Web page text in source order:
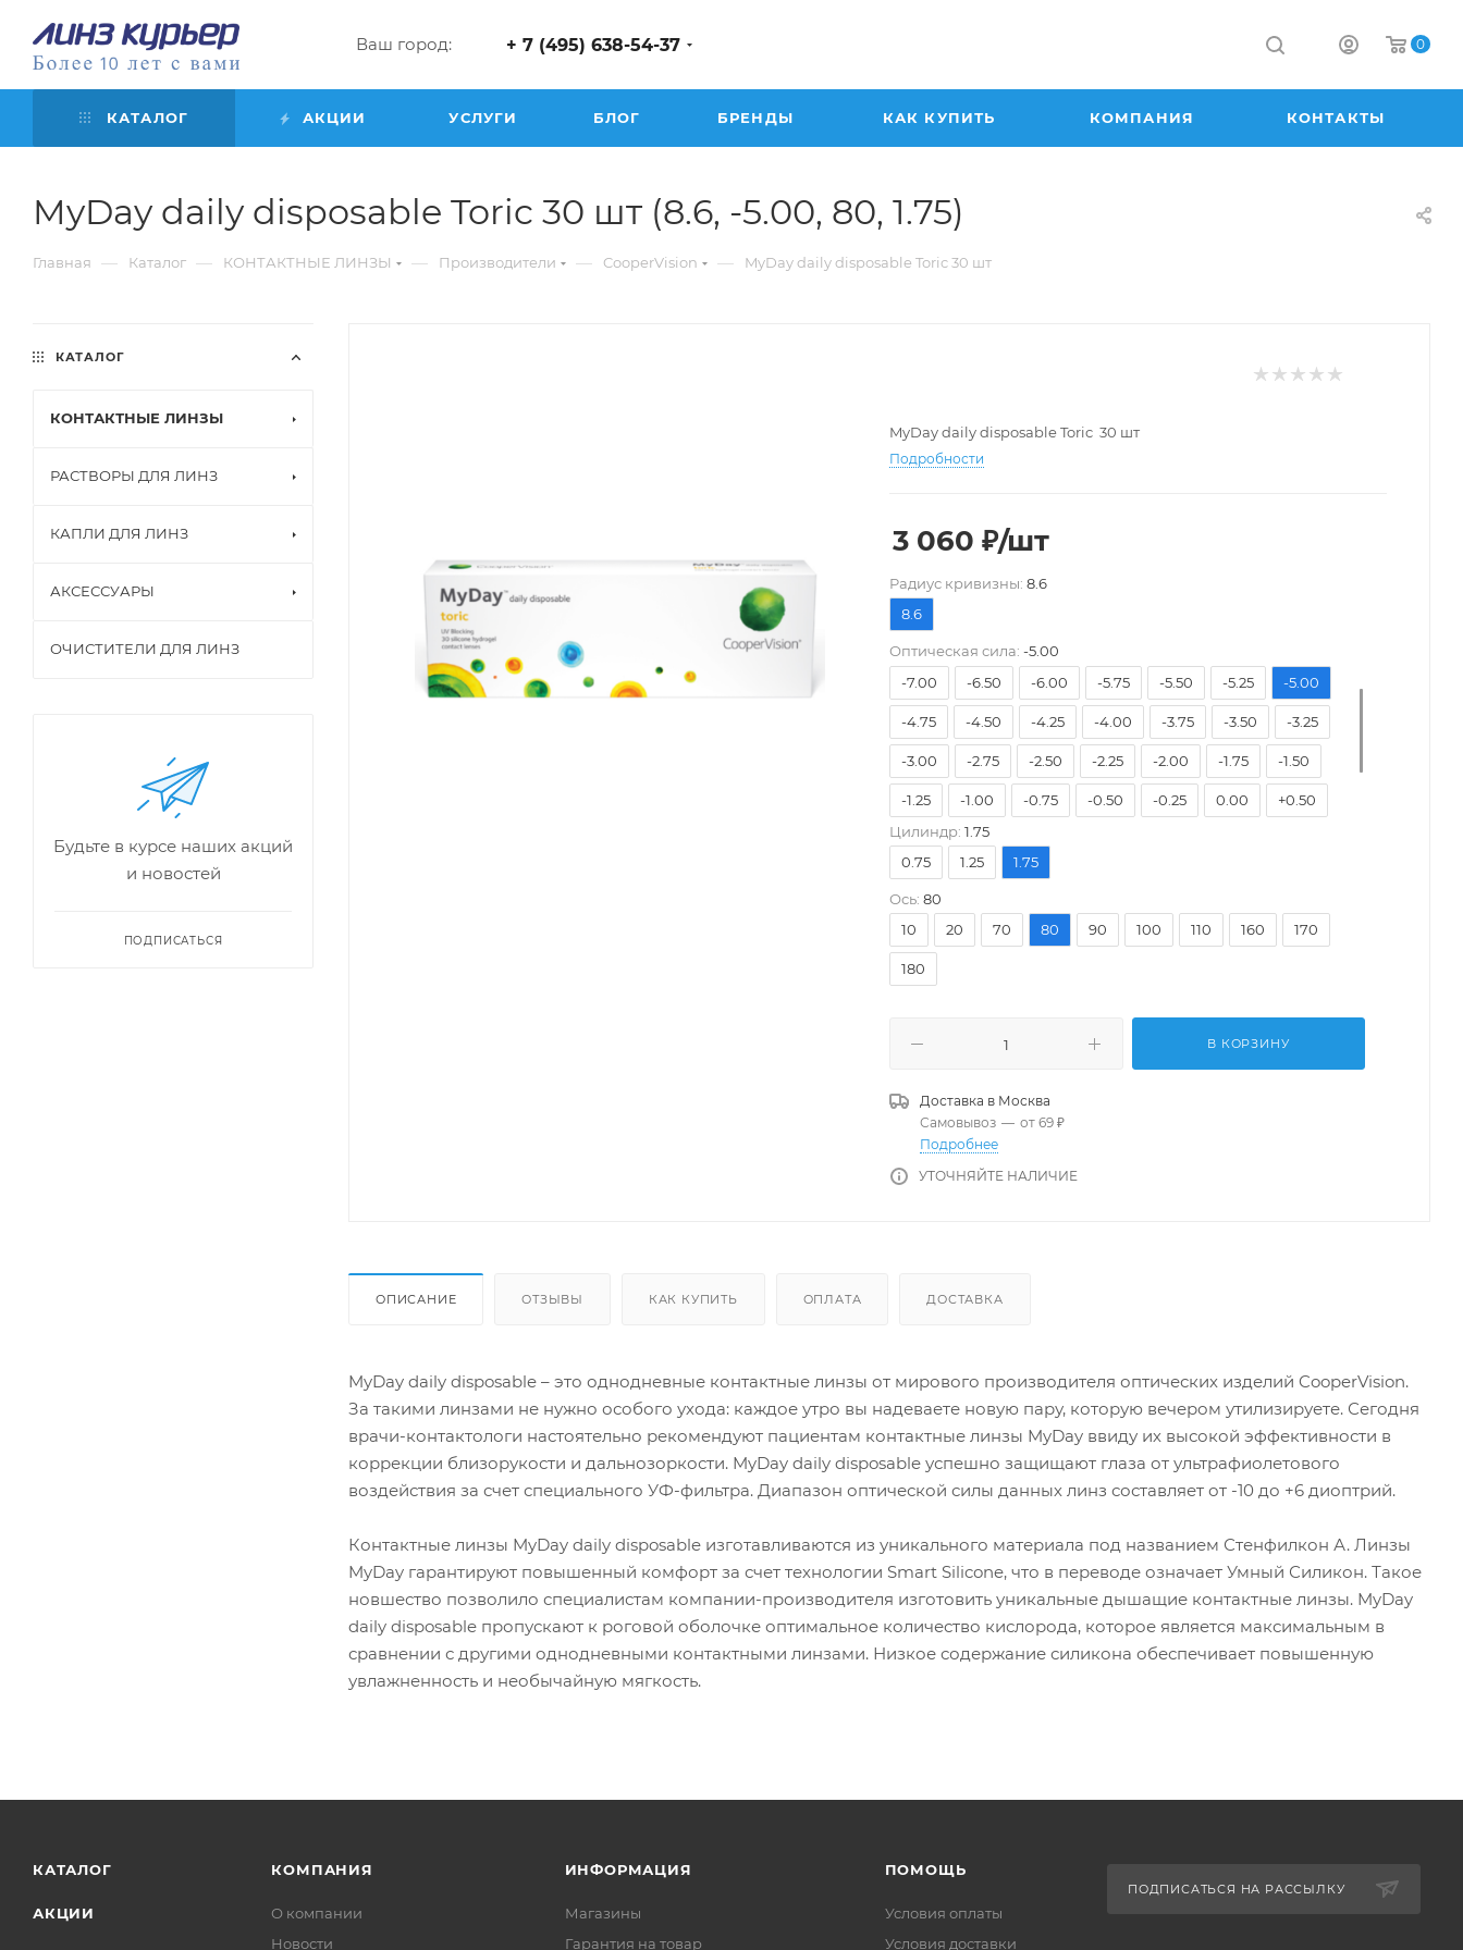
Ваш город: + 7 (495) 638-54-37 0
КАТАЛОГ АКЦИИ УСЛУГИ БЛОГ БРЕНДЫ КАК КУПИТЬ КОМПАНИЯ КОНТАКТЫ
MyDay daily disposable Toric 30 шт (8.6, -5.00, 80, 1.75)
Главная — Каталог — КОНТАКТНЫЕ ЛИНЗЫ — Производители — CooperVision — MyDay daily disposable Toric 30 шт
MyDay daily disposable Toric 30 шт
Подробности
3 060 ₽/шт
Pадиус кривизны: 8.6
8.6
Оптическая сила: -5.00
-9.00
-7.00 -6.50 -6.00 -5.75 -5.50 -5.25 -5.00
-4.75 -4.50 -4.25 -4.00 -3.75 -3.50 -3.25
-3.00 -2.75 -2.50 -2.25 -2.00 -1.75 -1.50
-1.25 -1.00 -0.75 -0.50 -0.25 0.00 +0.50
+1.00 +1.50
+4.00 +4.50 +5.00
Цилиндр: 1.75
0.75
1.25 1.75
Ось: 80
10
20 70 80 90 100 110 160 170
180
В КОРЗИНУ
Доставка в Москва
Самовывоз — от 69 ₽
Подробнее
УТОЧНЯЙТЕ НАЛИЧИЕ
ОПИСАНИЕ ОТЗЫВЫ КАК КУПИТЬ ОПЛАТА ДОСТАВКА
MyDay daily disposable – это однодневные контактные линзы от мирового производителя оптических изделий CooperVision.
За такими линзами не нужно особого ухода: каждое утро вы надеваете новую пару, которую вечером утилизируете. Сегодня
врачи-контактологи настоятельно рекомендуют пациентам контактные линзы MyDay ввиду их высокой эффективности в
коррекции близорукости и дальнозоркости. MyDay daily disposable успешно защищают глаза от ультрафиолетового
воздействия за счет специального УФ-фильтра. Диапазон оптической силы данных линз составляет от -10 до +6 диоптрий.
Контактные линзы MyDay daily disposable изготавливаются из уникального материала под названием Стенфилкон А. Линзы
MyDay гарантируют повышенный комфорт за счет технологии Smart Silicone, что в переводе означает Умный Силикон. Такое
новшество позволило специалистам компании-производителя изготовить уникальные дышащие контактные линзы. MyDay
daily disposable пропускают к роговой оболочке оптимальное количество кислорода, которое является максимальным в
сравнении с другими однодневными контактными линзами. Низкое содержание силикона обеспечивает повышенную
увлажненность и необычайную мягкость.
КАТАЛОГ
КОНТАКТНЫЕ ЛИНЗЫ
РАСТВОРЫ ДЛЯ ЛИНЗ
КАПЛИ ДЛЯ ЛИНЗ
АКСЕССУАРЫ
ОЧИСТИТЕЛИ ДЛЯ ЛИНЗ
Будьте в курсе наших акций
и новостей
ПОДПИСАТЬСЯ
КАТАЛОГ
АКЦИИ
КОМПАНИЯ
О компании
Новости
ИНФОРМАЦИЯ
Магазины
Гарантия на товар
ПОМОЩЬ
Условия оплаты
Условия доставки
ПОДПИСАТЬСЯ НА РАССЫЛКУ